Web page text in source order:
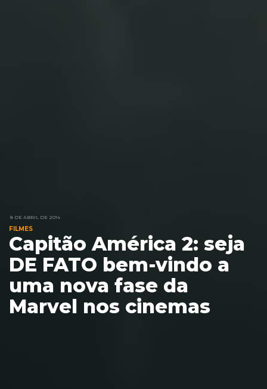
8 DE ABRIL DE 2014
FILMES
Capitão América 2: seja
DE FATO bem-vindo a
uma nova fase da
Marvel nos cinemas